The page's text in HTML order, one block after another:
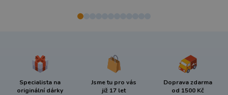
Specialista na
originální dárky
Jsme tu pro vás
již 17 let
Doprava zdarma
od 1500 Kč